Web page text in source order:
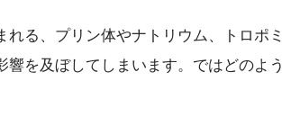
れる、プリン体やナトリウム、トロポ
響を及ぼしてしまいます。ではどのよ